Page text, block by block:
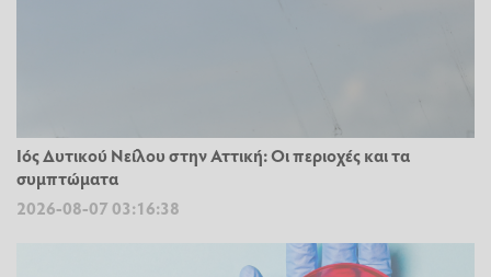
Ιός Δυτικού Νείλου στην Αττική: Οι περιοχές και τα
συμπτώματα
2026-08-07 03:16:38